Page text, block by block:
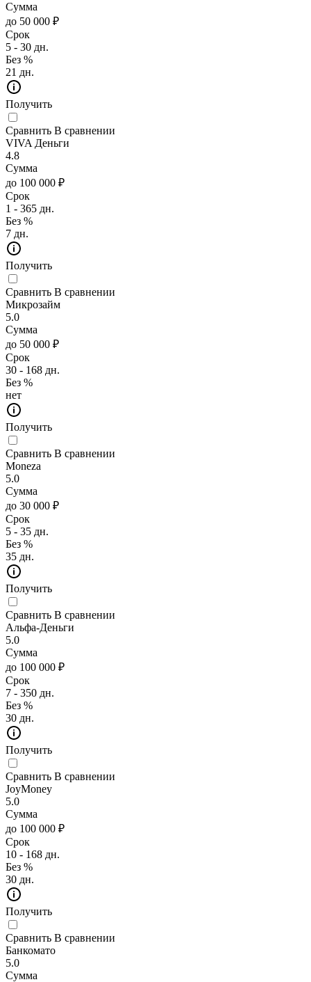
Сумма
до 50 000 ₽
Срок
5 - 30 дн.
Без %
21 дн.
Получить
Сравнить В сравнении
VIVA Деньги
4.8
Сумма
до 100 000 ₽
Срок
1 - 365 дн.
Без %
7 дн.
Получить
Сравнить В сравнении
Микрозайм
5.0
Сумма
до 50 000 ₽
Срок
30 - 168 дн.
Без %
нет
Получить
Сравнить В сравнении
Moneza
5.0
Сумма
до 30 000 ₽
Срок
5 - 35 дн.
Без %
35 дн.
Получить
Сравнить В сравнении
Альфа-Деньги
5.0
Сумма
до 100 000 ₽
Срок
7 - 350 дн.
Без %
30 дн.
Получить
Сравнить В сравнении
JoyMoney
5.0
Сумма
до 100 000 ₽
Срок
10 - 168 дн.
Без %
30 дн.
Получить
Сравнить В сравнении
Банкомато
5.0
Сумма